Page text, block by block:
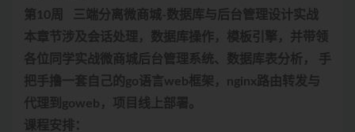
第10周 三端分离微商城-数据库与后台管理设计实战
本章节涉及会话处理，数据库操作，模板引擎，并带领
各位同学实战微商城后台管理系统、数据库表分析， 手
把手撸一套自己的go语言web框架，nginx路由转发与
代理到goweb，项目线上部署。
课程安排：